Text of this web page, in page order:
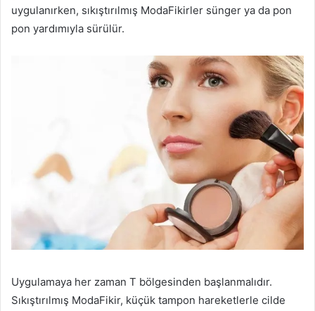
uygulanırken, sıkıştırılmış ModaFikirler sünger ya da pon
pon yardımıyla sürülür.
Uygulamaya her zaman T bölgesinden başlanmalıdır.
Sıkıştırılmış ModaFikir, küçük tampon hareketlerle cilde